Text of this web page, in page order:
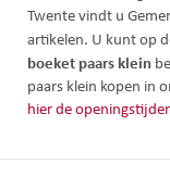
Twente vindt u
artikelen. U kunt op
boeket paars klein
paars klein kopen in
hier de